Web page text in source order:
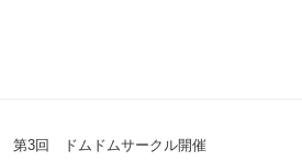
第3回 ドムドムサークル開催